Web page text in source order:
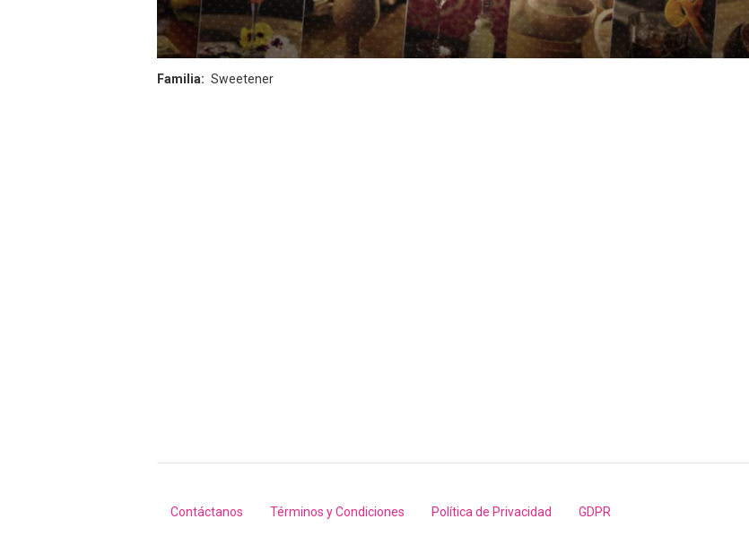
Familia Sweetener
Footer
Contáctanos Términos y Condiciones Política de Privacidad GDPR